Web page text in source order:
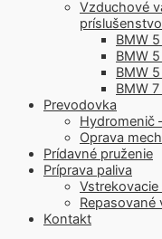
Vzduchové
príslušenstvo
BMW
BMW
BMW
BMW
Prevodovka
Hydromenič
Oprava
Prídavné pruženie
Príprava paliva
Kontakt